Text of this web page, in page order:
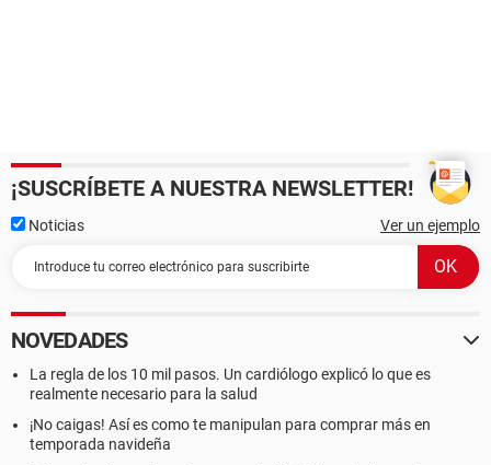
¡SUSCRÍBETE A NUESTRA NEWSLETTER!
Noticias Ver un ejemplo
NOVEDADES
La regla de los 10 mil pasos. Un cardiólogo explicó lo que es
realmente necesario para la salud
¡No caigas! Así es como te manipulan para comprar más en
temporada navideña